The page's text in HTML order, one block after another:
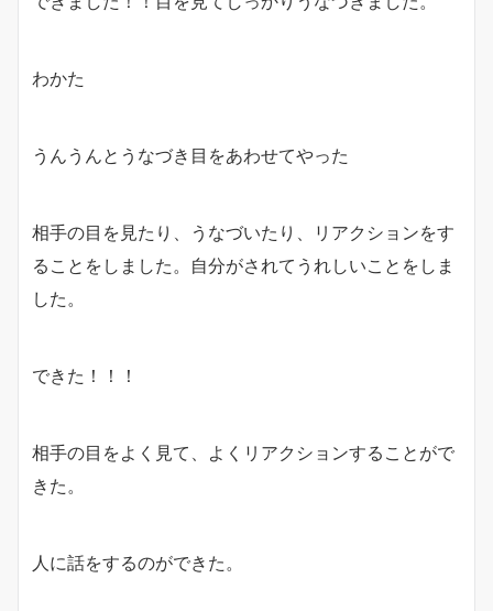
わかた
うんうんとうなづき目をあわせてやった
相手の目を見たり、うなづいたり、リアクションをす
ることをしました。自分がされてうれしいことをしま
した。
できた！！！
相手の目をよく見て、よくリアクションすることがで
きた。
人に話をするのができた。